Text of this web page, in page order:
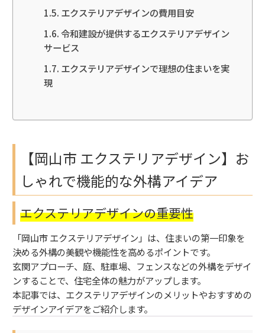
エクステリアデザインの費用目安
令和建設が提供するエクステリアデザイン
サービス
エクステリアデザインで理想の住まいを実
現
【岡山市 エクステリアデザイン】お
しゃれで機能的な外構アイデア
エクステリアデザインの重要性
「岡山市 エクステリアデザイン」は、住まいの第一印象を
決める外構の美観や機能性を高めるポイントです。
玄関アプローチ、庭、駐車場、フェンスなどの外構をデザイ
ンすることで、住宅全体の魅力がアップします。
本記事では、エクステリアデザインのメリットやおすすめの
デザインアイデアをご紹介します。